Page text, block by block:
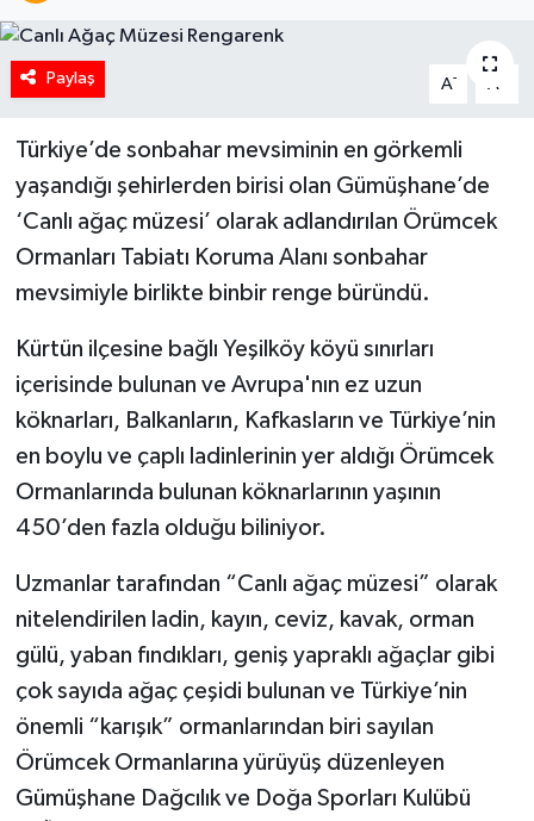
Paylaş A- A
Türkiye’de sonbahar mevsiminin en görkemli
yaşandığı şehirlerden birisi olan Gümüşhane’de
‘Canlı ağaç müzesi’ olarak adlandırılan Örümcek
Ormanları Tabiatı Koruma Alanı sonbahar
mevsimiyle birlikte binbir renge büründü.
Kürtün ilçesine bağlı Yeşilköy köyü sınırları
içerisinde bulunan ve Avrupa'nın ez uzun
köknarları, Balkanların, Kafkasların ve Türkiye’nin
en boylu ve çaplı ladinlerinin yer aldığı Örümcek
Ormanlarında bulunan köknarlarının yaşının
450’den fazla olduğu biliniyor.
Uzmanlar tarafından “Canlı ağaç müzesi” olarak
nitelendirilen ladin, kayın, ceviz, kavak, orman
gülü, yaban fındıkları, geniş yapraklı ağaçlar gibi
çok sayıda ağaç çeşidi bulunan ve Türkiye’nin
önemli “karışık” ormanlarından biri sayılan
Örümcek Ormanlarına yürüyüş düzenleyen
Gümüşhane Dağcılık ve Doğa Sporları Kulübü